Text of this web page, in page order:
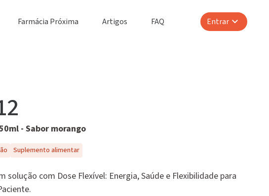
Farmácia Próxima Artigos FAQ Entrar
- Sabor morango
Suplemento alimentar
solução com Dose Flexível: Energia, Saúde e Flexibilidade para